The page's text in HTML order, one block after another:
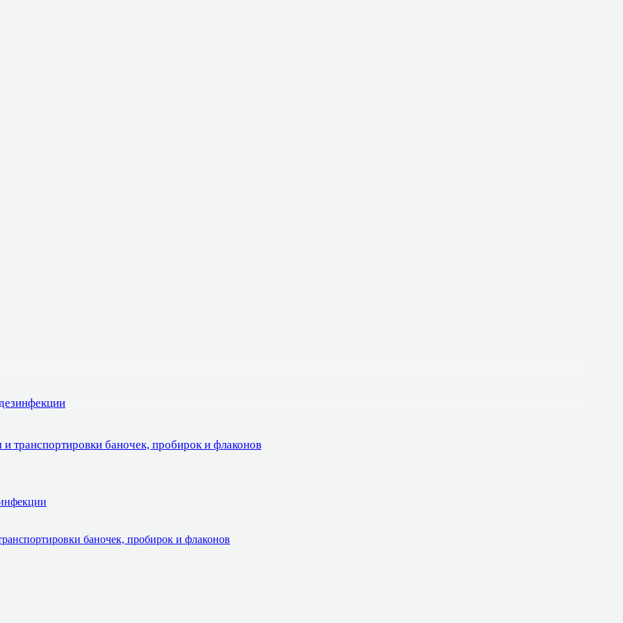
транспортировки баночек, пробирок и флаконов
баночек, пробирок и флаконов